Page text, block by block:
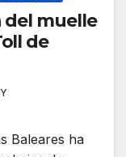
del muelle
de
Baleares ha